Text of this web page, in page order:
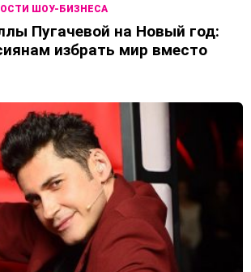
ШОУ-БИЗНЕСА
Пугачевой на Новый год:
избрать мир вместо